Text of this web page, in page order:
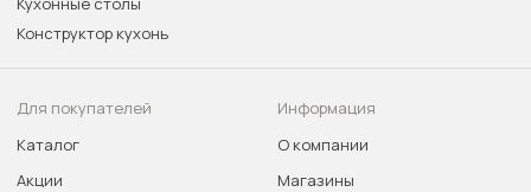
Конструктор кухонь
Для покупателей
Каталог
Акции
Информация
О компании
Магазины